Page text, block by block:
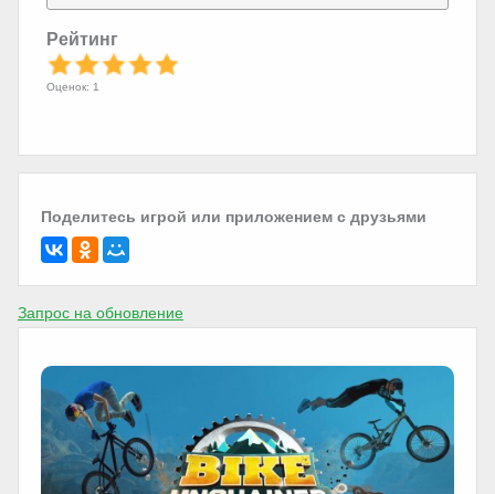
Рейтинг
Оценок: 1
Поделитесь игрой или приложением с друзьями
Запрос на обновление